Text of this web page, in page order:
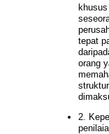
tepat
orang
2.